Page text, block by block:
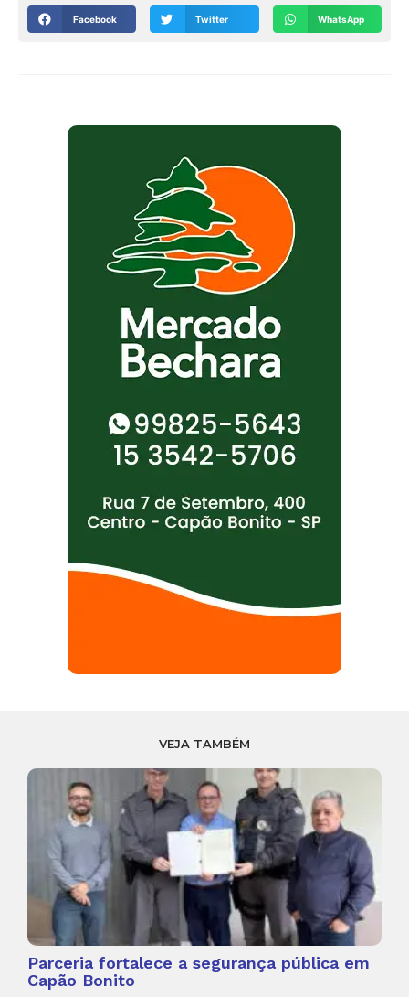
Facebook Twitter WhatsApp
VEJA TAMBÉM
Parceria fortalece a segurança pública em
Capão Bonito